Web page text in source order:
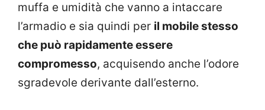
muffa e umidità che vanno a intaccare
l’armadio e sia quindi per il mobile stesso
che può rapidamente essere
compromesso, acquisendo anche l’odore
sgradevole derivante dall’esterno.